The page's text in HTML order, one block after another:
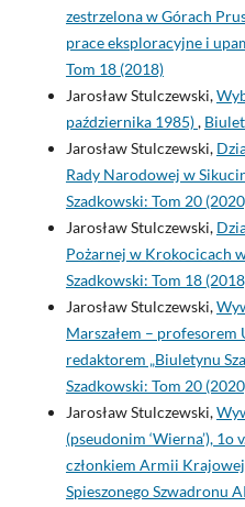
zestrzelona w Górach
prace eksploracyjne i
Tom 18 (2018)
Jarosław Stulczewski,
października 1985),
Jarosław Stulczewski,
Rady Narodowej w
Szadkowski: Tom 20
Jarosław Stulczewski,
Pożarnej w Krokocicach
Szadkowski: Tom 18
Jarosław Stulczewski,
Marszałem –
redaktorem „Biuletynu
Szadkowski: Tom 20
Jarosław Stulczewski,
(pseudonim ‘Wierna’),
członkiem Armii
Spieszonego Szwadronu